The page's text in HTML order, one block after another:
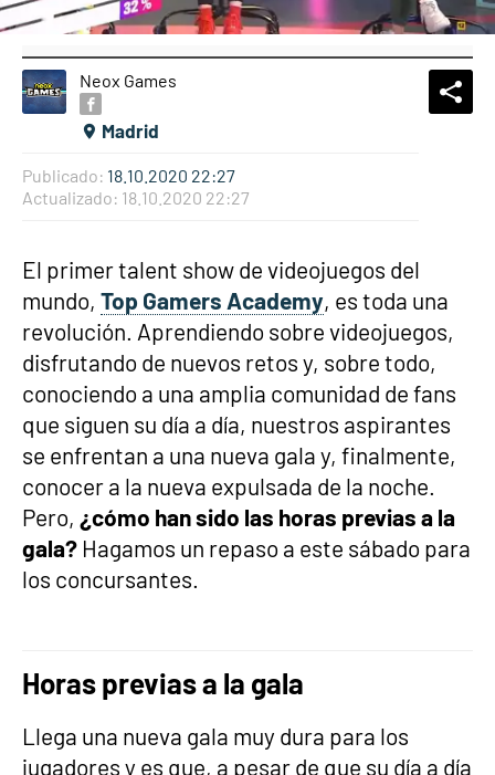
Neox Games
Madrid
Publicado: 18.10.2020 22:27
Actualizado: 18.10.2020 22:27
El primer talent show de videojuegos del
mundo, Top Gamers Academy, es toda una
revolución. Aprendiendo sobre videojuegos,
disfrutando de nuevos retos y, sobre todo,
conociendo a una amplia comunidad de fans
que siguen su día a día, nuestros aspirantes
se enfrentan a una nueva gala y, finalmente,
conocer a la nueva expulsada de la noche.
Pero, ¿cómo han sido las horas previas a la
gala? Hagamos un repaso a este sábado para
los concursantes.
Horas previas a la gala
Llega una nueva gala muy dura para los
jugadores y es que, a pesar de que su día a día